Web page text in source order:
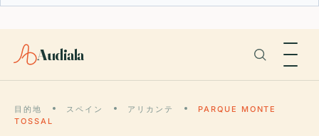
Audiala
目的地 スペイン アリカンテ
PARQUE MONTE
TOSSAL